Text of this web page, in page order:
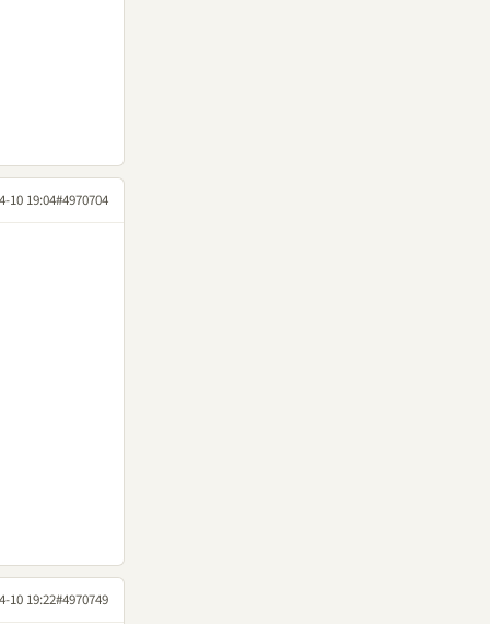
10 19:04#4970704
10 19:22#4970749